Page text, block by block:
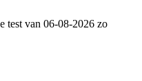
test van 06-08-2026 zo